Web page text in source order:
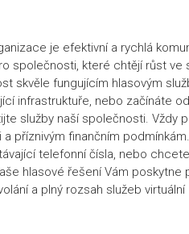
je efektivní a rychlá
společnosti, které chtějí růst ve
skvěle fungujícím hlasovým
infrastruktuře, nebo začínáte
služby naší společnosti. Vždy
příznivým finančním podmínkám.
telefonní čísla, nebo
hlasové řešení Vám
a plný rozsah služeb